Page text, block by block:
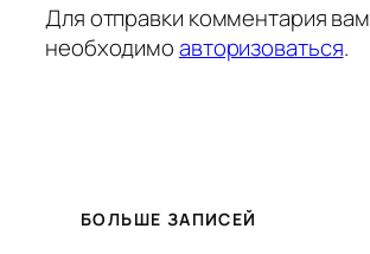
Для отправки комментария вам
необходимоавторизоваться.
БОЛЬШЕ ЗАПИСЕЙ